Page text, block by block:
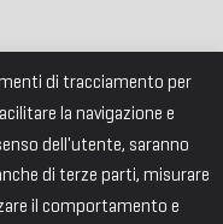
di tracciamento per
la navigazione e
dell'utente, saranno
di terze parti, misurare
il comportamento e